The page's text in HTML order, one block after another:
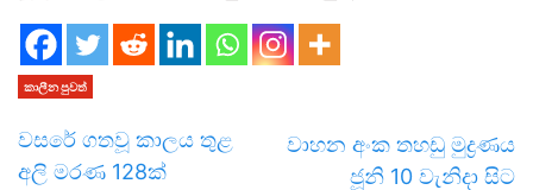
කාලීන පුවත්
වසරේ ගතවූ කාලය තුළ
අලි මරණ 128ක්
වාහන අංක තහඩු මුද්‍ර­ණය
ජූනි 10 වැනිදා සිට